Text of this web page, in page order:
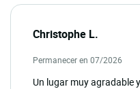
Christophe L.
Permanecer en 07/2026
Un lugar muy agradable